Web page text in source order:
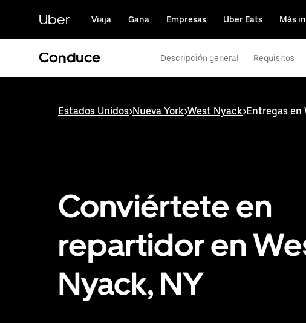
contenido
principal
Uber Viaja Gana Empresas Uber Eats Más
Conduce Descripción general Requisitos
Estados Unidos>Nueva York>West Nyack>Entregas en
Conviértete en
repartidor en
Nyack, NY